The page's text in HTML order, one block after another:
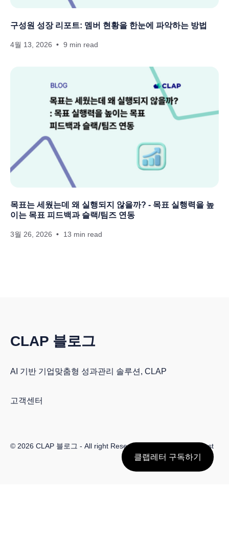
구성원 성장 리포트: 멤버 현황을 한눈에 파악하는 방법
4월 13, 2026 9 min read
목표는 세웠는데 왜 실행되지 않을까? - 목표 실행력을 높
이는 목표 피드백과 슬랙/팀즈 연동
3월 26, 2026 13 min read
CLAP 블로그
AI 기반 기업맞춤형 성과관리 솔루션, CLAP
고객센터
© 2026 CLAP 블로그 - All right Reserved. Published with Ghost
클랩레터 구독하기